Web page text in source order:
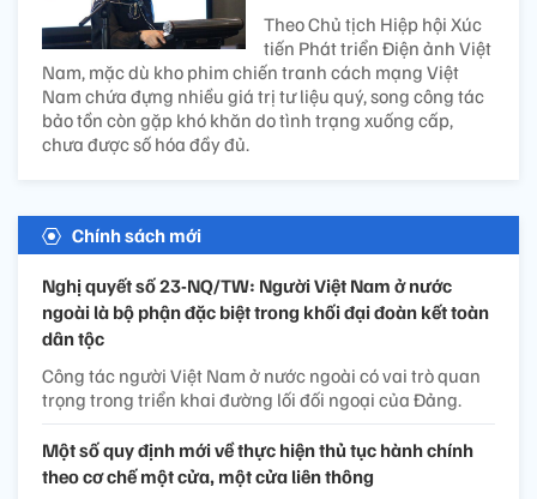
Theo Chủ tịch Hiệp hội Xúc
tiến Phát triển Điện ảnh Việt
Nam, mặc dù kho phim chiến tranh cách mạng Việt
Nam chứa đựng nhiều giá trị tư liệu quý, song công tác
bảo tồn còn gặp khó khăn do tình trạng xuống cấp,
chưa được số hóa đầy đủ.
Chính sách mới
Nghị quyết số 23-NQ/TW: Người Việt Nam ở nước
ngoài là bộ phận đặc biệt trong khối đại đoàn kết toàn
dân tộc
Công tác người Việt Nam ở nước ngoài có vai trò quan
trọng trong triển khai đường lối đối ngoại của Đảng.
Một số quy định mới về thực hiện thủ tục hành chính
theo cơ chế một cửa, một cửa liên thông